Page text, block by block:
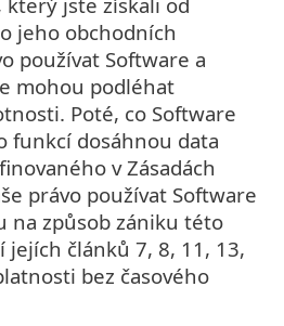
jeho obchodních
používat Software a
mohou podléhat
Poté, co Software
funkcí dosáhnou data
v Zásadách
právo používat Software
na způsob zániku této
jejích článků 7, 8, 11, 13,
bez časového